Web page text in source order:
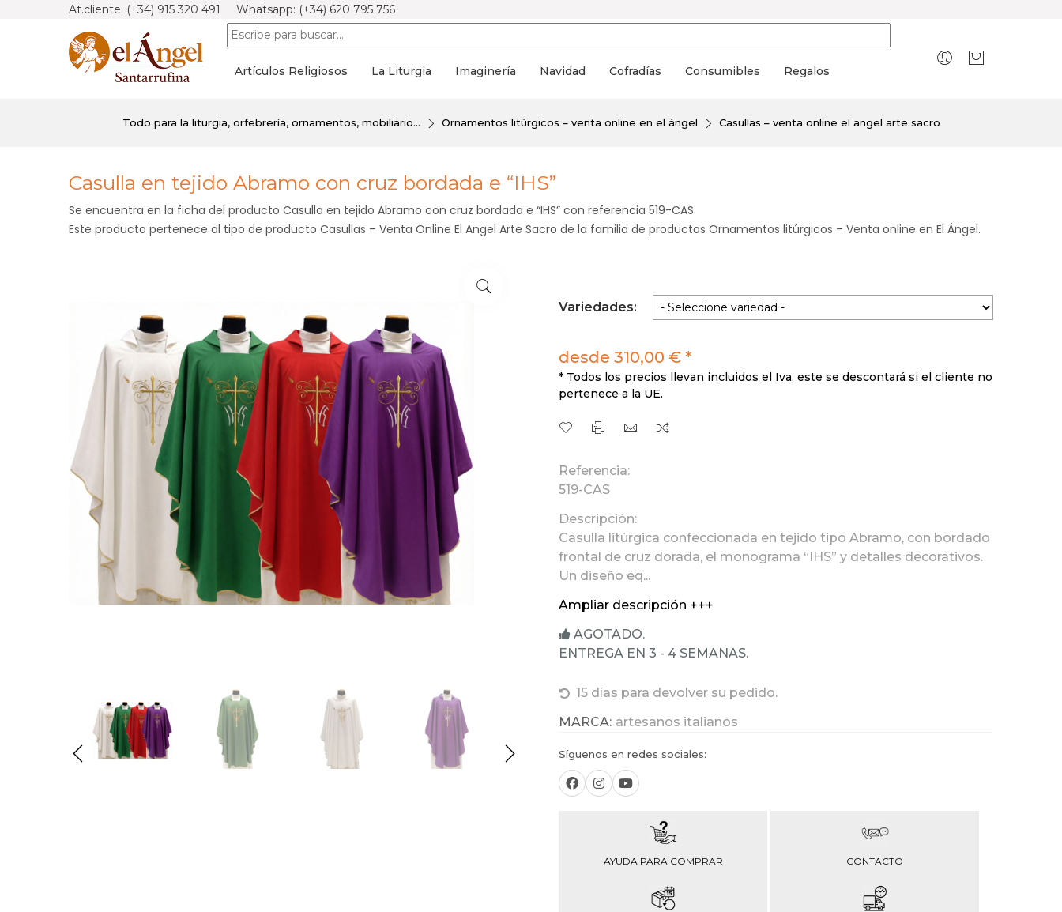
At.cliente: (+34) 915 320 491 Whatsapp: (+34) 620 795 756
Artículos Religiosos La Liturgia Imaginería Navidad Cofradías Consumibles Regalos
Todo para la liturgia, orfebrería, ornamentos, mobiliario... Ornamentos litúrgicos – venta online en el ángel Casullas – venta online el angel arte sacro
Casulla en tejido Abramo con cruz bordada e “IHS”
Se encuentra en la ficha del producto Casulla en tejido Abramo con cruz bordada e “IHS” con referencia 519-CAS.
Este producto pertenece al tipo de producto Casullas – Venta Online El Angel Arte Sacro de la familia de productos Ornamentos litúrgicos – Venta online en El Ángel.
Variedades:
desde 310,00 € *
* Todos los precios llevan incluidos el Iva, este se descontará si el cliente no
pertenece a la UE.
Referencia:
519-CAS
Descripción:
Casulla litúrgica confeccionada en tejido tipo Abramo, con bordado
frontal de cruz dorada, el monograma “IHS” y detalles decorativos.
Un diseño eq...
Ampliar descripción +++
AGOTADO.
ENTREGA EN 3 - 4 SEMANAS.
15 días para devolver su pedido.
MARCA: artesanos italianos
Síguenos en redes sociales:
AYUDA PARA COMPRAR CONTACTO